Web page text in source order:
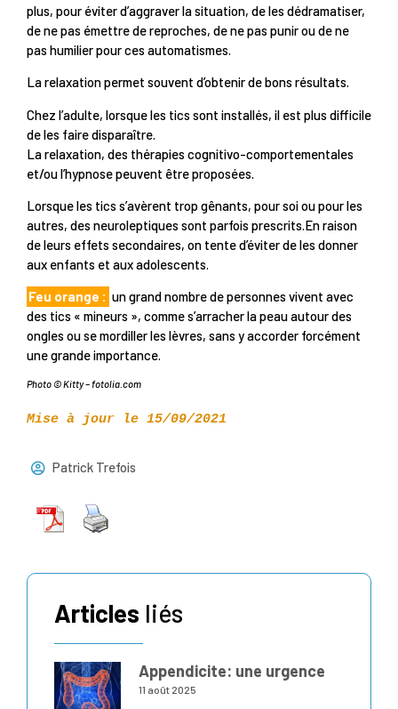
plus, pour éviter d’aggraver la situation, de les dédramatiser,
de ne pas émettre de reproches, de ne pas punir ou de ne
pas humilier pour ces automatismes.
La relaxation permet souvent d’obtenir de bons résultats.
Chez l’adulte, lorsque les tics sont installés, il est plus difficile
de les faire disparaître.
La relaxation, des thérapies cognitivo-comportementales
et/ou l’hypnose peuvent être proposées.
Lorsque les tics s’avèrent trop gênants, pour soi ou pour les
autres, des neuroleptiques sont parfois prescrits.En raison
de leurs effets secondaires, on tente d’éviter de les donner
aux enfants et aux adolescents.
Feu orange : un grand nombre de personnes vivent avec
des tics « mineurs », comme s’arracher la peau autour des
ongles ou se mordiller les lèvres, sans y accorder forcément
une grande importance.
Photo © Kitty – fotolia.com
Mise à jour le 15/09/2021
Patrick Trefois
Articles liés
Appendicite: une urgence
11 août 2025